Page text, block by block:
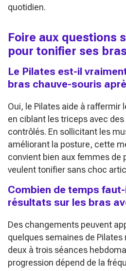
quotidien.
Foire aux questions
pour tonifier ses
Le Pilates est-il
bras chauve-souris
Oui, le Pilates aide à raffermir
en ciblant les triceps avec
contrôlés. En sollicitant les
améliorant la posture, cette
convient bien aux femmes de
veulent tonifier sans choc
Combien de temps
résultats sur les bras
Des changements peuvent
quelques semaines de Pilates
deux à trois séances
progression dépend de la